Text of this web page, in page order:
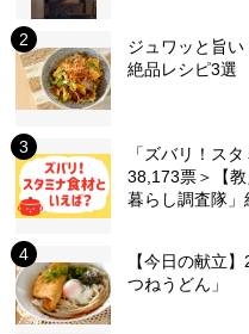
ジュワッと旨
絶品レシピ3選
「ズバリ！ス
38,173票＞【
暮らし調査隊」
【今日の献立
つねうどん」